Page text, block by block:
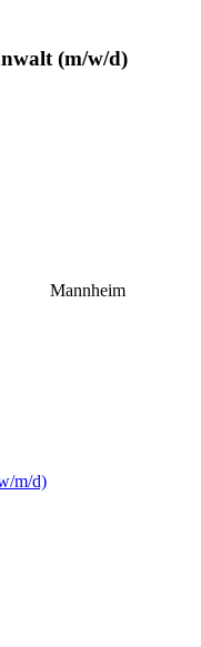
(m/w/d)
Mannheim
m/d)